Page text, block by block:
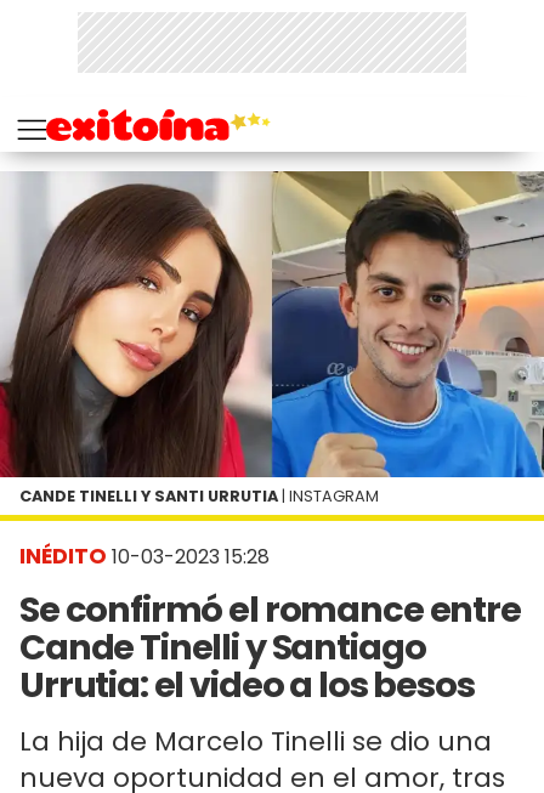
INÉDITO 10-03-2023 15:28
Se confirmó el romance entre
Cande Tinelli y Santiago
Urrutia: el video a los besos
La hija de Marcelo Tinelli se dio una
nueva oportunidad en el amor, tras
CANDE TINELLI Y SANTI URRUTIA | INSTAGRAM